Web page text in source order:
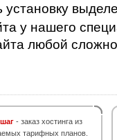
у нашего
любой
- заказ хостинга из
тарифных планов.